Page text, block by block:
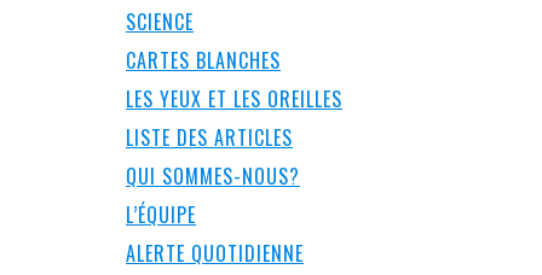
SCIENCE
CARTES BLANCHES
LES YEUX ET LES OREILLES
LISTE DES ARTICLES
QUI SOMMES-NOUS?
L’ÉQUIPE
ALERTE QUOTIDIENNE